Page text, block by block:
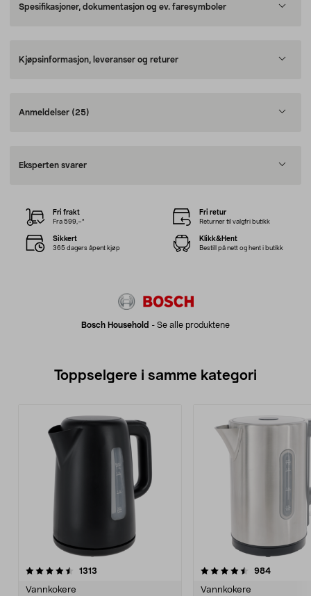
Spesifikasjoner, dokumentasjon og ev. faresymboler
Kjøpsinformasjon, leveranser og returer
Anmeldelser (25)
Eksperten svarer
Bosch Household - Se alle produktene
Fri frakt
Fra 599,–*
Fri retur
Returner til valgfri butikk
Sikkert
365 dagers åpent kjøp
Klikk&Hent
Bestill på nett og hent i butikk
Toppselgere i samme kategori
1313
Vannkokere
4.5 av 5 stjerner 984
Vannkokere
4.5 av 5 stjerner